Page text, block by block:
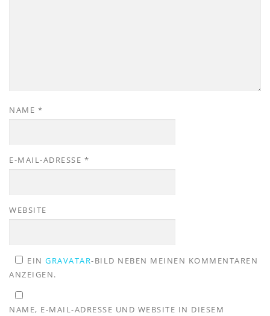
NAME *
E-MAIL-ADRESSE *
WEBSITE
EINGRAVATAR-BILD NEBEN MEINEN KOMMENTAREN
ANZEIGEN.
NAME, E-MAIL-ADRESSE UND WEBSITE IN DIESEM